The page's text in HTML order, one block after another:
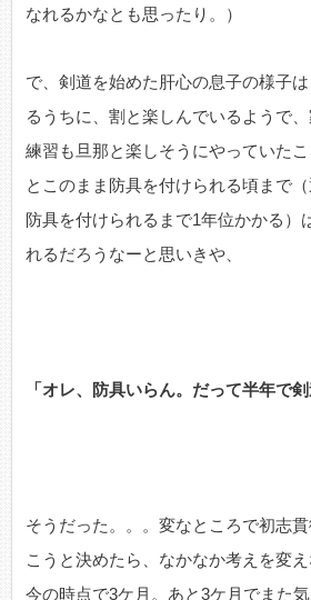
なれるかなとも思ったり。）
で、剣道を始めた肝心の息子の様子
るうちに、割と楽しんでいるようで
練習も旦那と楽しそうにやっていた
とこのまま防具を付けられる頃まで
防具を付けられるまで1年位かかる）
れるだろうなーと思いきや、
「オレ、防具いらん。だって半年で剣
そうだった。。。変なところで初志貫
こうと決めたら、なかなか考えを変え
今の時点で3ケ月。あと3ケ月でまた